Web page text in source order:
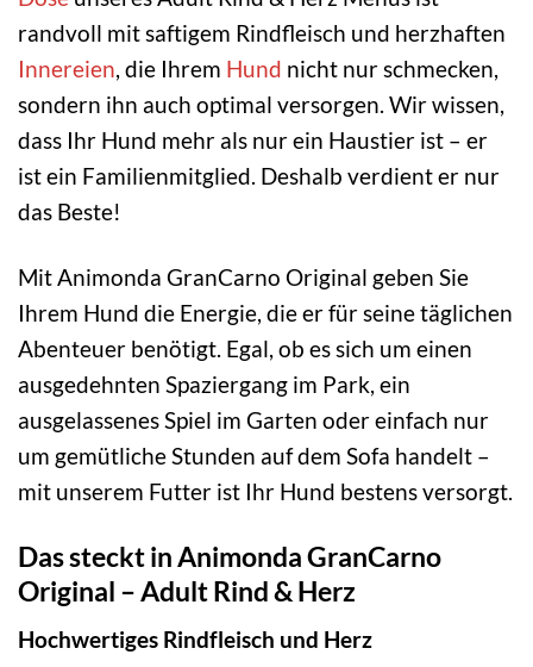
randvoll mit saftigem Rindfleisch und herzhaften
Innereien, die Ihrem Hund nicht nur schmecken,
sondern ihn auch optimal versorgen. Wir wissen,
dass Ihr Hund mehr als nur ein Haustier ist – er
ist ein Familienmitglied. Deshalb verdient er nur
das Beste!
Mit Animonda GranCarno Original geben Sie
Ihrem Hund die Energie, die er für seine täglichen
Abenteuer benötigt. Egal, ob es sich um einen
ausgedehnten Spaziergang im Park, ein
ausgelassenes Spiel im Garten oder einfach nur
um gemütliche Stunden auf dem Sofa handelt –
mit unserem Futter ist Ihr Hund bestens versorgt.
Das steckt in Animonda GranCarno
Original – Adult Rind & Herz
Hochwertiges Rindfleisch und Herz